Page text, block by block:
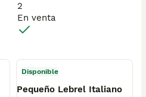
2
En venta
Disponible
Pequeño Lebrel Italiano